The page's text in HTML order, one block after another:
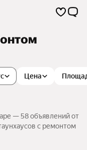
Цена
— 58 объявлений от
с ремонтом